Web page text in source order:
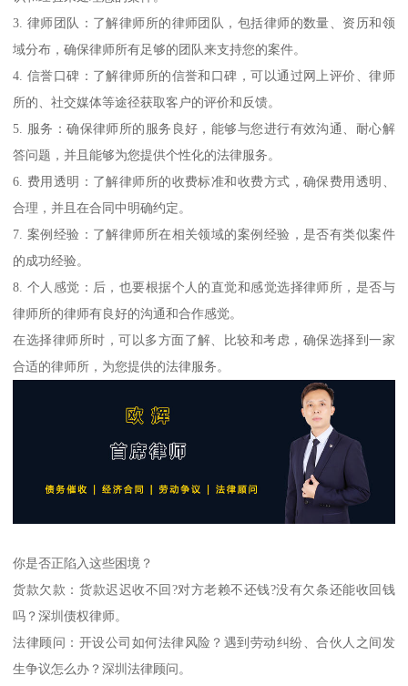
3. 律师团队：了解律师所的律师团队，包括律师的数量、资历和领
域分布，确保律师所有足够的团队来支持您的案件。
4. 信誉口碑：了解律师所的信誉和口碑，可以通过网上评价、律师
所的、社交媒体等途径获取客户的评价和反馈。
5. 服务：确保律师所的服务良好，能够与您进行有效沟通、耐心解
答问题，并且能够为您提供个性化的法律服务。
6. 费用透明：了解律师所的收费标准和收费方式，确保费用透明、
合理，并且在合同中明确约定。
7. 案例经验：了解律师所在相关领域的案例经验，是否有类似案件
的成功经验。
8. 个人感觉：后，也要根据个人的直觉和感觉选择律师所，是否与
律师所的律师有良好的沟通和合作感觉。
在选择律师所时，可以多方面了解、比较和考虑，确保选择到一家
合适的律师所，为您提供的法律服务。
你是否正陷入这些困境？
货款欠款：货款迟迟收不回?对方老赖不还钱?没有欠条还能收回钱
吗？深圳债权律师。
法律顾问：开设公司如何法律风险？遇到劳动纠纷、合伙人之间发
生争议怎么办？深圳法律顾问。